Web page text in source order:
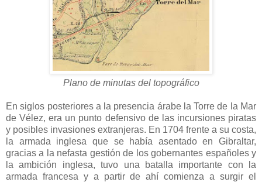
Plano de minutas del topográfico
En siglos posteriores a la presencia árabe la Torre de la Mar
de Vélez, era un punto defensivo de las incursiones piratas
y posibles invasiones extranjeras. En 1704 frente a su costa,
la armada inglesa que se había asentado en Gibraltar,
gracias a la nefasta gestión de los gobernantes españoles y
la ambición inglesa, tuvo una batalla importante con la
armada francesa y a partir de ahí comienza a surgir el